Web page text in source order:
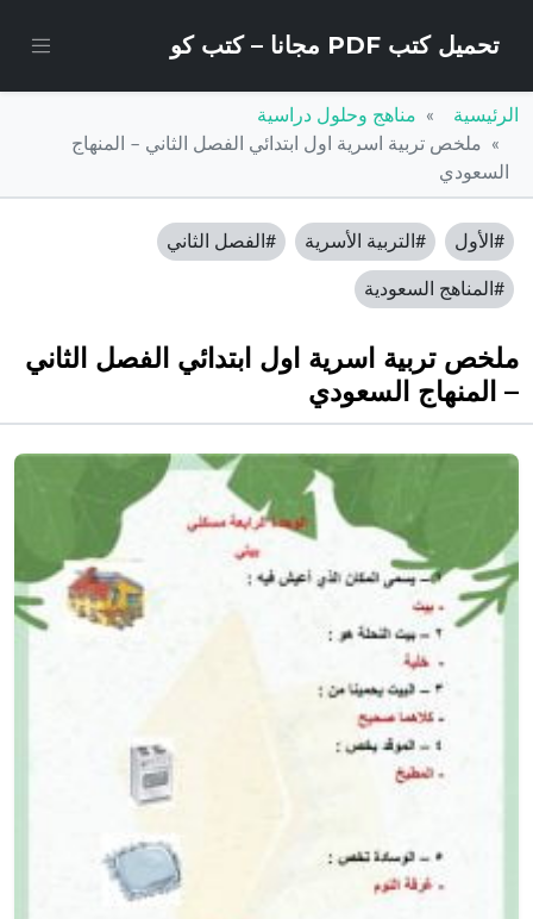
تحميل كتب PDF مجانا – كتب كو
الرئيسية
مناهج وحلول دراسية
ملخص تربية اسرية اول ابتدائي الفصل الثاني – المنهاج
السعودي
#الأول #التربية الأسرية #الفصل الثاني
#المناهج السعودية
ملخص تربية اسرية اول ابتدائي الفصل الثاني
– المنهاج السعودي